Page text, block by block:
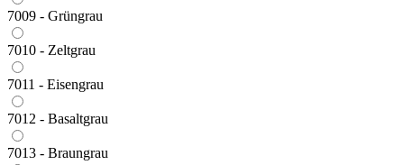
7009 - Grüngrau
7010 - Zeltgrau
7011 - Eisengrau
7012 - Basaltgrau
7013 - Braungrau